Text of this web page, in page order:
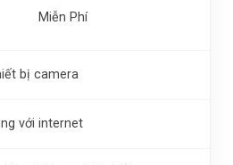
Miễn Phí
bị camera
với internet